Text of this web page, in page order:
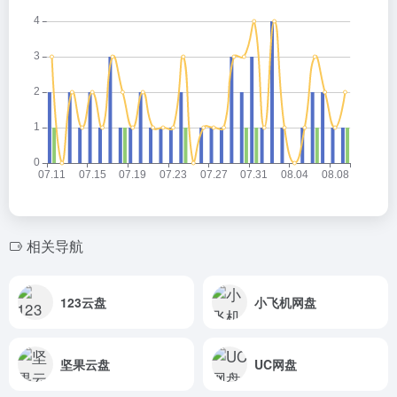
相关导航
123云盘 小飞机网盘
坚果云盘 UC网盘